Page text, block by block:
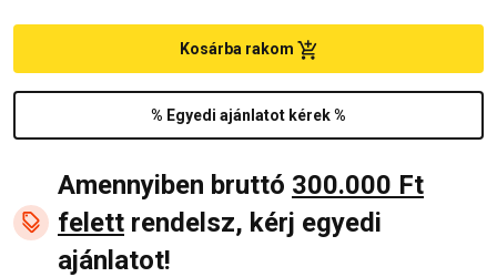
% Egyedi ajánlatot kérek %
Kosárba rakom
Amennyiben bruttó 300.000 Ft
felett rendelsz, kérj egyedi
ajánlatot!